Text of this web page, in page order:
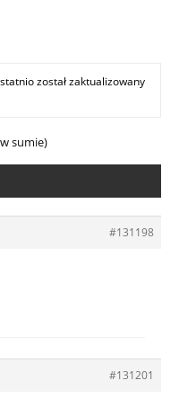
został zaktualizowany
sumie)
#131198
#131201